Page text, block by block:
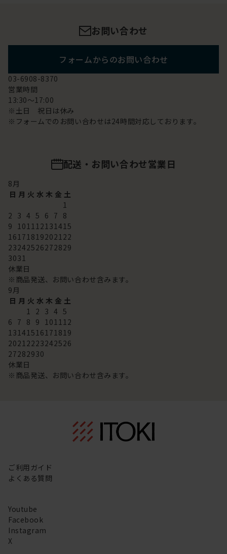
お問い合わせ
フォームからのお問い合わせ
03-6908-8370
営業時間
13:30～17:00
※土日 祝日は休み
※フォームでのお問い合わせは24時間対応しております。
配送・お問い合わせ営業日
8月
日 月 火 水 木 金 土
1
2 3 4 5 6 7 8
9 101112131415
16171819202122
23242526272829
3031
休業日
※商品発送、お問い合わせ含みます。
9月
日 月 火 水 木 金 土
1 2 3 4 5
6 7 8 9 101112
13141516171819
20212223242526
27282930
休業日
※商品発送、お問い合わせ含みます。
ご利用ガイド
よくある質問
Youtube
Facebook
Instagram
X